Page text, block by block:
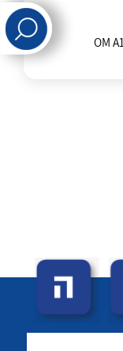
לכל מוצרי היצרן